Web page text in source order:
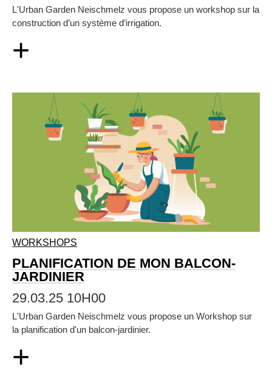
L'Urban Garden Neischmelz vous propose un workshop sur la
construction d’un système d’irrigation.
+
WORKSHOPS
PLANIFICATION DE MON BALCON-
JARDINIER
29.03.25 10H00
L'Urban Garden Neischmelz vous propose un Workshop sur
la planification d'un balcon-jardinier.
+